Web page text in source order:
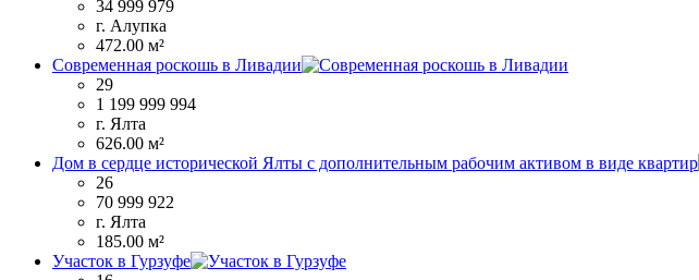
34 999 979
г. Алупка
472.00 м²
Современная роскошь в Ливадии
29
1 199 999 994
г. Ялта
626.00 м²
Дом в сердце исторической Ялты с дополнительным рабочим активом в виде квартир
26
70 999 922
г. Ялта
185.00 м²
Участок в Гурзуфе